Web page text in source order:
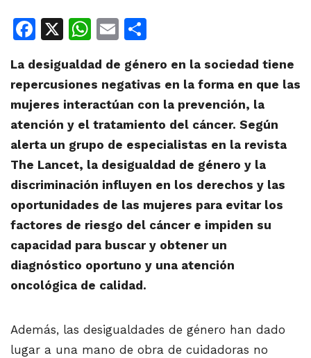
Facebook
X WhatsApp
Email
La desigualdad de género en la sociedad tiene
repercusiones negativas en la forma en que las
mujeres interactúan con la prevención, la
atención y el tratamiento del cáncer. Según
alerta un grupo de especialistas en la revista
The Lancet, la desigualdad de género y la
discriminación influyen en los derechos y las
oportunidades de las mujeres para evitar los
factores de riesgo del cáncer e impiden su
capacidad para buscar y obtener un
diagnóstico oportuno y una atención
oncológica de calidad.
Además, las desigualdades de género han dado
lugar a una mano de obra de cuidadoras no